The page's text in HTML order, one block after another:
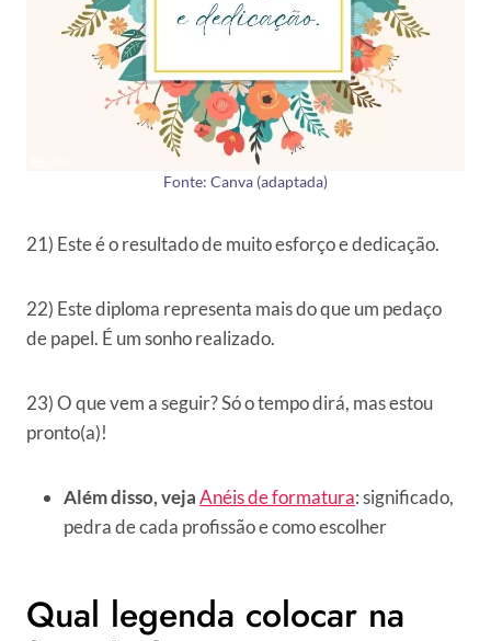
Fonte: Canva (adaptada)
21) Este é o resultado de muito esforço e dedicação.
22) Este diploma representa mais do que um pedaço
de papel. É um sonho realizado.
23) O que vem a seguir? Só o tempo dirá, mas estou
pronto(a)!
Além disso, vejaAnéis de formatura: significado,
pedra de cada profissão e como escolher
Qual legenda colocar na